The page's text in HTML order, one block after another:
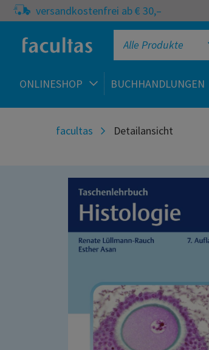
versandkostenfrei ab € 30,–
ONLINESHOP BUCHHANDLUNGEN
facultas Detailansicht